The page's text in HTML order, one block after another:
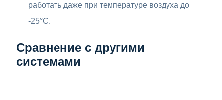
работать даже при температуре воздуха до
-25°C.
Сравнение с другими
системами